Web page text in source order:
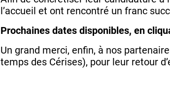
l’accueil et ont rencontré un franc
Prochaines dates disponibles, en
Un grand merci, enfin, à nos
temps des Cérises), pour leur retour